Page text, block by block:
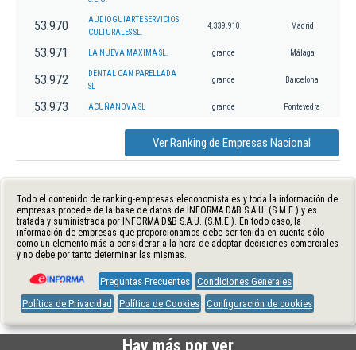
53.970
AUDIOGUIARTE SERVICIOS
CULTURALES SL.
4.339.910 Madrid
53.971 LA NUEVA MAXIMA SL. grande Málaga
53.972
DENTAL CAN PARELLADA
SL
grande Barcelona
53.973 ACUÑANOVA SL grande Pontevedra
Ver Ranking de Empresas Nacional
Todo el contenido de ranking-empresas.eleconomista.es y toda la información de
empresas procede de la base de datos de INFORMA D&B S.A.U. (S.M.E.) y es
tratada y suministrada por INFORMA D&B S.A.U. (S.M.E.). En todo caso, la
información de empresas que proporcionamos debe ser tenida en cuenta sólo
como un elemento más a considerar a la hora de adoptar decisiones comerciales
y no debe por tanto determinar las mismas.
Preguntas Frecuentes Condiciones Generales
Política de Privacidad
Política de Cookies Configuración de cookies
Hay más por ver